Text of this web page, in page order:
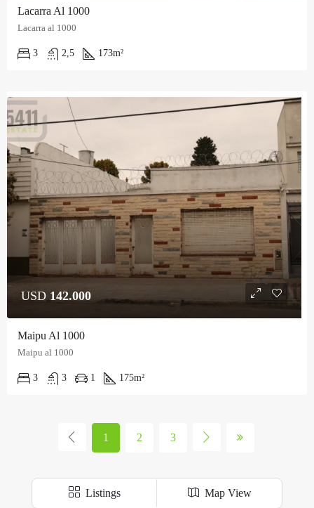
Lacarra Al 1000
Lacarra al 1000
3 2,5 173m²
USD 142.000
Maipu Al 1000
Maipu al 1000
3 3 1 175m²
1 2 3
Listings Map View